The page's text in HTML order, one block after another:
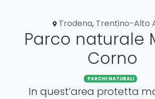
Trodena, Trentino-Alto
Parco naturale
Corno
PARCHI NATURALI
In quest’area protetta